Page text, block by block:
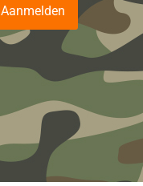
Aanmelden